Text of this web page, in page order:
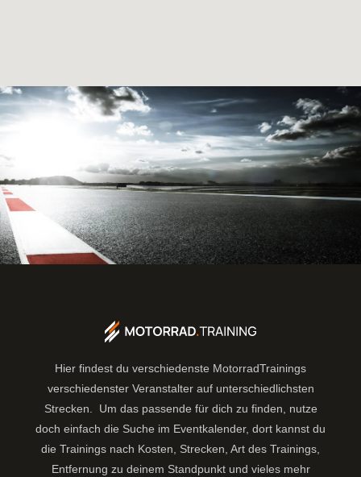
Hier findest du verschiedenste MotorradTrainings
verschiedenster Veranstalter auf unterschiedlichsten
Strecken. Um das passende für dich zu finden, nutze
doch einfach die Suche im Eventkalender, dort kannst du
die Trainings nach Kosten, Strecken, Art des Trainings,
Entfernung zu deinem Standpunkt und vieles mehr